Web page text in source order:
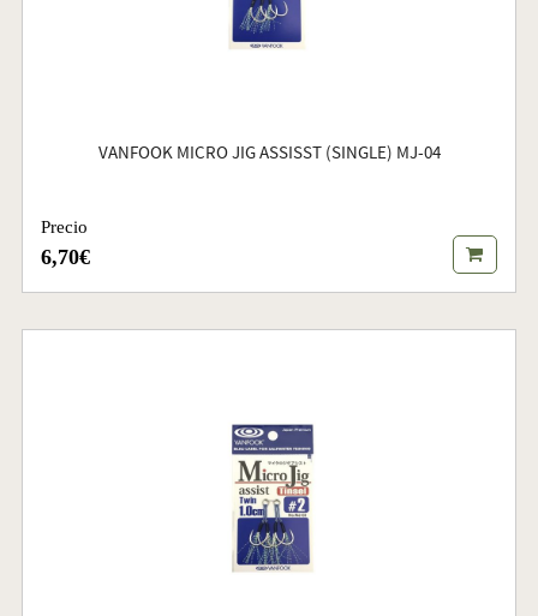
VANFOOK MICRO JIG ASSISST (SINGLE) MJ-04
Precio
6,70€